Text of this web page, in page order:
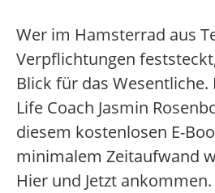
Wer im Hamsterrad aus
Verpflichtungen
Blick für das
Life Coach Jasmin
diesem kostenlosen E-
minimalem Zeitaufwand
Hier und Jetzt ankommen.